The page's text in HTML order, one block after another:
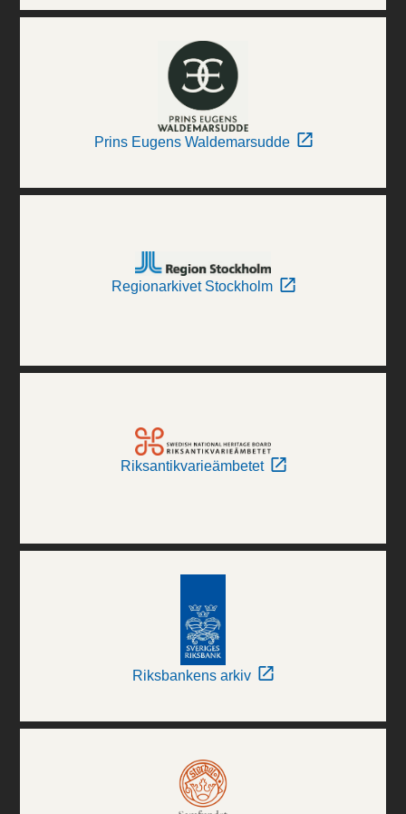
Prins Eugens Waldemarsudde
Regionarkivet Stockholm
Riksantikvarieämbetet
Riksbankens arkiv